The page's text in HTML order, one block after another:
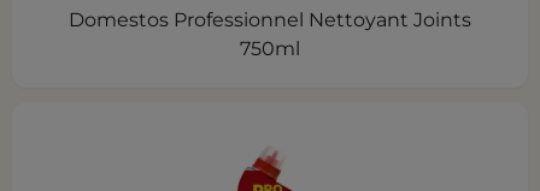
Domestos Professionnel Nettoyant Joints
750ml